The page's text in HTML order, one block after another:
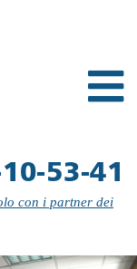
53-41
con i partner dei